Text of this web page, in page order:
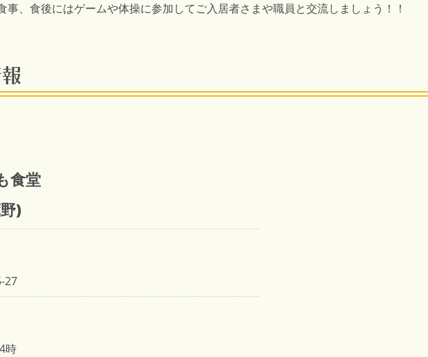
事、食後にはゲームや体操に参加してご入居者さまや職員と交流しましょう！！
食堂
)
27
時